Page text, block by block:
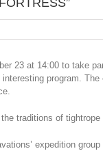
23 at 14:00 to take
program.
traditions of tightrope
expedition